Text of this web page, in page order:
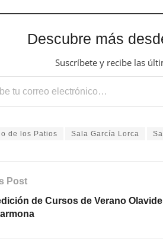
Descubre más
Suscríbete y recibe las
electrónico…
de los Patios Sala García Lorca
Post
de Cursos de Verano Olavide